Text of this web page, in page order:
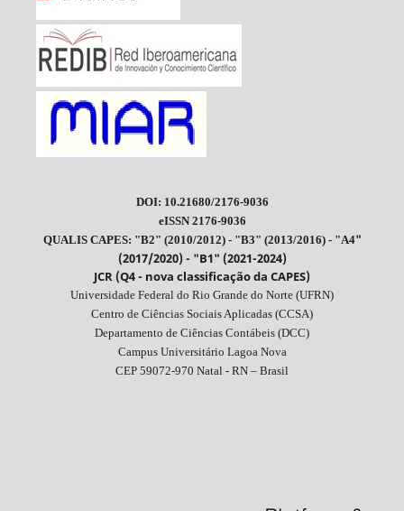
DOI: 10.21680/2176-9036
eISSN 2176-9036
QUALIS CAPES: "B2" (2010/2012) - "B3" (2013/2016) - "A4"
(2017/2020) - "B1" (2021-2024)
JCR (Q4 - nova classificação da CAPES)
Universidade Federal do Rio Grande do Norte (UFRN)
Centro de Ciências Sociais Aplicadas (CCSA)
Departamento de Ciências Contábeis (DCC)
Campus Universitário Lagoa Nova
CEP 59072-970 Natal - RN – Brasil